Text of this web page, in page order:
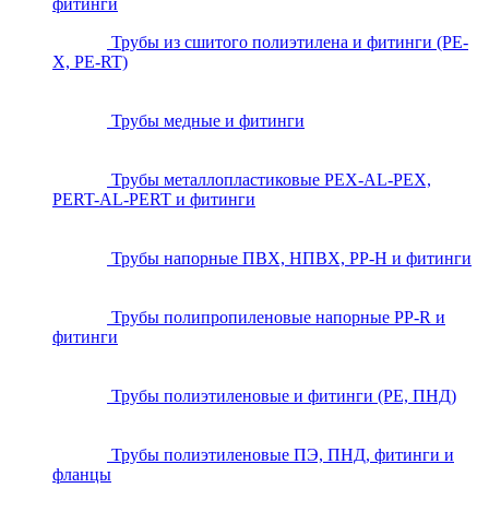
фитинги
Трубы из сшитого полиэтилена и фитинги (PE-
X, PE-RT)
Трубы медные и фитинги
Трубы металлопластиковые PEX-AL-PEX,
PERT-AL-PERT и фитинги
Трубы напорные ПВХ, НПВХ, PP-H и фитинги
Трубы полипропиленовые напорные PP-R и
фитинги
Трубы полиэтиленовые и фитинги (PE, ПНД)
Трубы полиэтиленовые ПЭ, ПНД, фитинги и
фланцы